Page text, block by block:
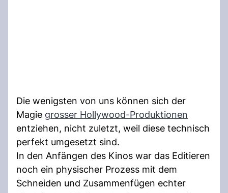
Die wenigsten von uns können sich der
Magie grosser Hollywood-Produktionen
entziehen, nicht zuletzt, weil diese technisch
perfekt umgesetzt sind.
In den Anfängen des Kinos war das Editieren
noch ein physischer Prozess mit dem
Schneiden und Zusammenfügen echter